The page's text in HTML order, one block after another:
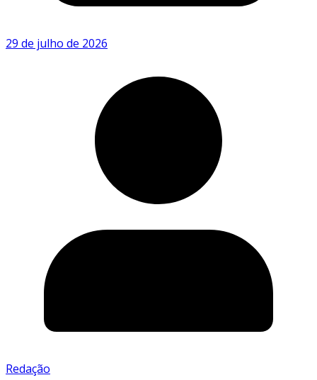
29 de julho de 2026
Redação